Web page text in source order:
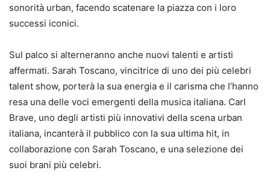
sonorità urban, facendo scatenare la piazza con i loro
successi iconici.
Sul palco si alterneranno anche nuovi talenti e artisti
affermati. Sarah Toscano, vincitrice di uno dei più celebri
talent show, porterà la sua energia e il carisma che l’hanno
resa una delle voci emergenti della musica italiana. Carl
Brave, uno degli artisti più innovativi della scena urban
italiana, incanterà il pubblico con la sua ultima hit, in
collaborazione con Sarah Toscano, e una selezione dei
suoi brani più celebri.